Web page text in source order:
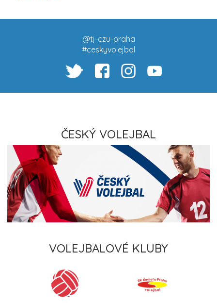
@tj-czu-praha
#ceskyvolejbal
ČESKÝ VOLEJBAL
VOLEJBALOVÉ KLUBY